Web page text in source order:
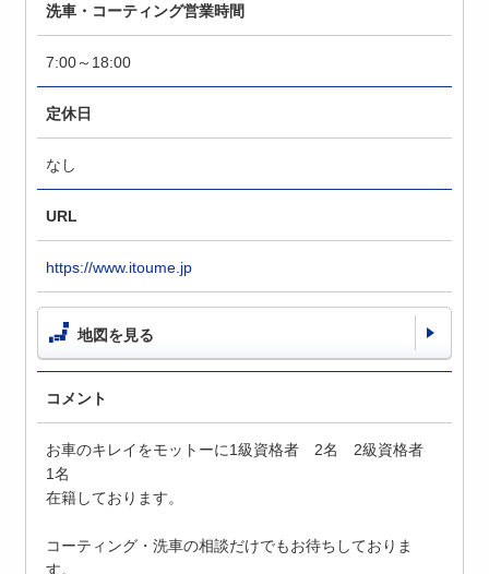
洗車・コーティング営業時間
7:00～18:00
定休日
なし
URL
https://www.itoume.jp
地図を見る
コメント
お車のキレイをモットーに1級資格者 2名 2級資格者
1名
在籍しております。
コーティング・洗車の相談だけでもお待ちしておりま
す。